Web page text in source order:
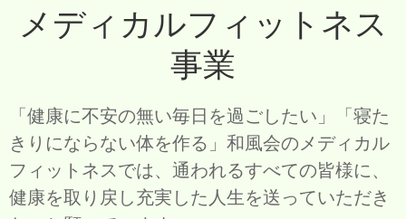
メディカルフィットネス
事業
「健康に不安の無い毎日を過ごしたい」「寝た
きりにならない体を作る」和風会のメディカル
フィットネスでは、通われるすべての皆様に、
健康を取り戻し充実した人生を送っていただき